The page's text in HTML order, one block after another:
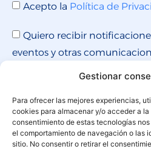
Gestionar
Para ofrecer las mejores experiencias,
cookies para almacenar y/o acceder a
consentimiento de estas tecnologías
el comportamiento de navegación o las
sitio. No consentir o retirar el
Acepto la Política de
Quiero recibir
eventos y otras
la marca CMI, que pueden
ENVIAR MENSAJE